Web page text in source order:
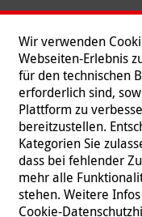
Folgen Sie uns
Wir verwenden
Webseiten-Erlebnis
für den technischen
erforderlich sind,
Plattform zu
bereitzustellen.
Kategorien Sie
dass bei fehlender
mehr alle
stehen. Weitere
Cookie-